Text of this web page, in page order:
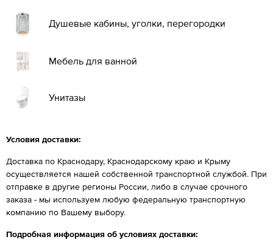
Душевые кабины, уголки, перегородки
Мебель для ванной
Унитазы
Условия доставки:
Доставка по Краснодару, Краснодарскому краю и Крыму
осуществляется нашей собственной транспортной службой. При
отправке в другие регионы России, либо в случае срочного
заказа - мы используем любую федеральную транспортную
компанию по Вашему выбору.
Подробная информация об условиях доставки: